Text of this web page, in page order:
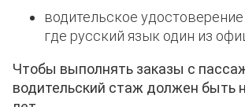
водительское удостоверение
где русский язык один из
Чтобы выполнять заказы с
водительский стаж должен быть